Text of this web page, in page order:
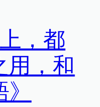
，都
用，和